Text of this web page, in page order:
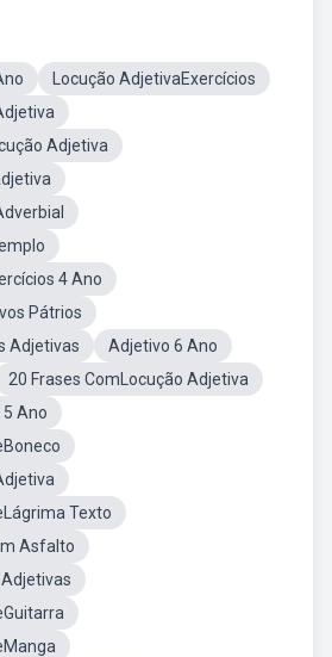
Locução AdjetivaExercícios
Adjetiva
4 Ano
Pátrios
Adjetivas
Adjetivo 6 Ano
20 Frases ComLocução Adjetiva
5 Ano
Texto
Asfalto